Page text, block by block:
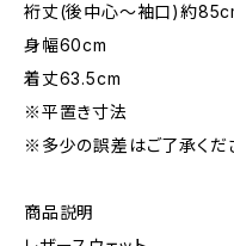
裄丈(後中心〜袖口)約
身幅60cm
着丈63.5cm
※平置き寸法
※多少の誤差はご了承くだ
商品説明